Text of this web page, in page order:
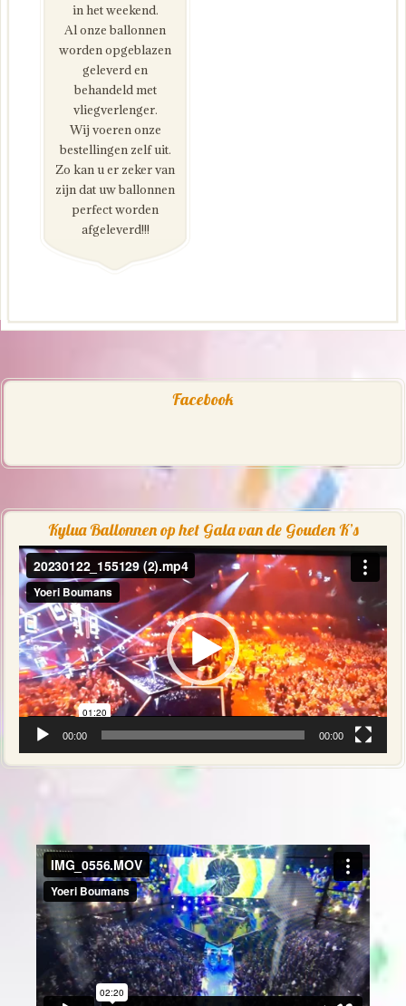
in het weekend.
Al onze ballonnen
worden opgeblazen
geleverd en
behandeld met
vliegverlenger.
Wij voeren onze
bestellingen zelf uit.
Zo kan u er zeker van
zijn dat uw ballonnen
perfect worden
afgeleverd!!!
Facebook
Kylua Ballonnen op het Gala van de Gouden K’s
Videospeler
00:00 00:00